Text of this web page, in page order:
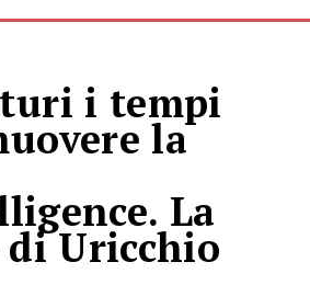
i tempi
la
La
Uricchio